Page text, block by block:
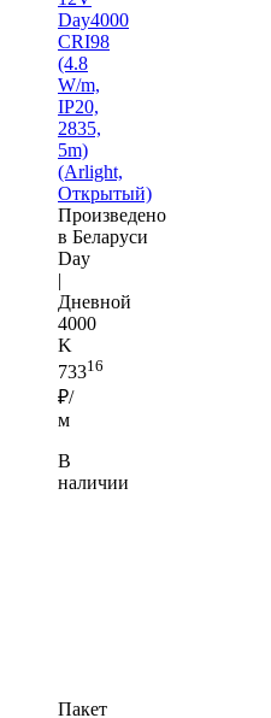
Day4000
CRI98
(4.8
W/m,
IP20,
2835,
5m)
(Arlight,
Открытый)
Произведено
в Беларуси
Day
|
Дневной
4000
K
73316
₽/
м
В
наличии
Пакет